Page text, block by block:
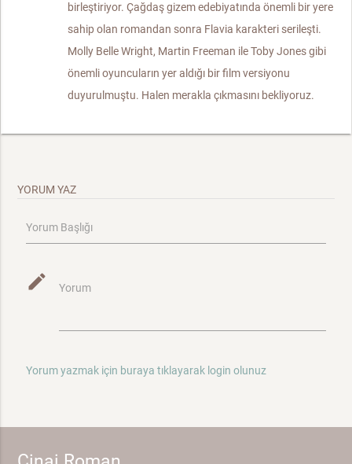
birleştiriyor. Çağdaş gizem edebiyatında önemli bir yere
sahip olan romandan sonra Flavia karakteri serileşti.
Molly Belle Wright, Martin Freeman ile Toby Jones gibi
önemli oyuncuların yer aldığı bir film versiyonu
duyurulmuştu. Halen merakla çıkmasını bekliyoruz.
YORUM YAZ
Yorum Başlığı
mode_edit Yorum
Yorum yazmak için buraya tıklayarak login olunuz